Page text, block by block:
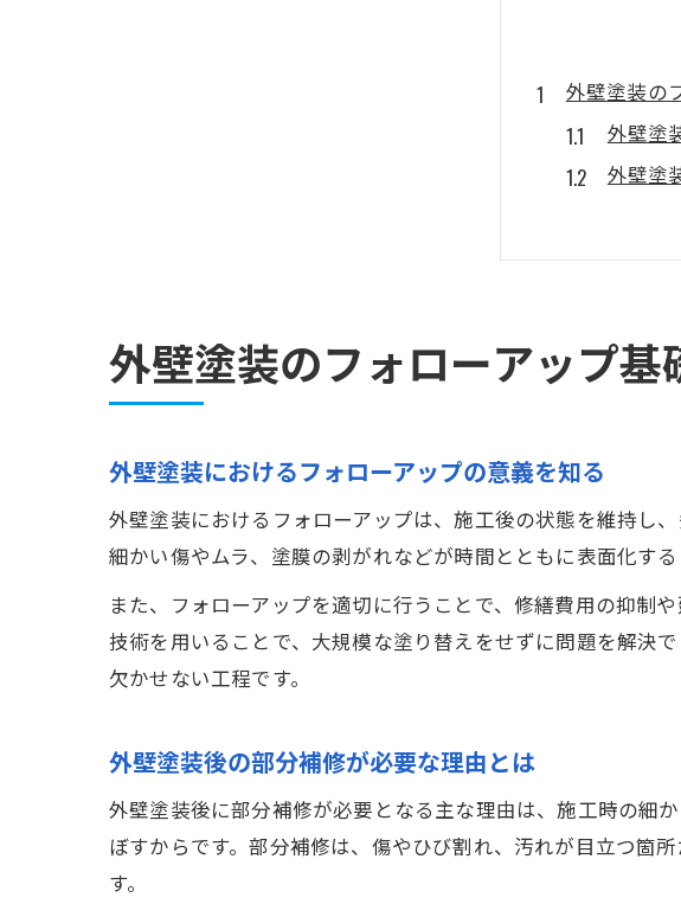
外壁塗装の
外壁塗
外壁塗
外壁
外壁塗
部分補修
外壁塗
外壁塗
外壁塗
ダメ込み作
外壁塗
外壁塗
納得の外壁
外壁塗装のフォローアップ基
外壁塗装におけるフォローアップの意義を知る
外壁塗装におけるフォローアップは、施工後の状態を維持し
細かい傷やムラ、塗膜の剥がれなどが時間とともに表面化す
また、フォローアップを適切に行うことで、修繕費用の抑制
技術を用いることで、大規模な塗り替えをせずに問題を解決
欠かせない工程です。
外壁塗装後の部分補修が必要な理由とは
外壁塗装後に部分補修が必要となる主な理由は、施工時の細
ぼすからです。部分補修は、傷やひび割れ、汚れが目立つ箇
す。